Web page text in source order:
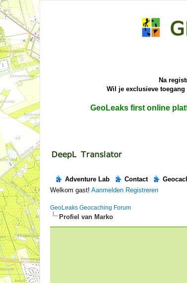
Na
Wil je exclusieve
GeoLeaks first online
Adventure Lab Contact
Welkom gast! Aanmelden Registreren
GeoLeaks Geocaching Forum
Profiel van Marko